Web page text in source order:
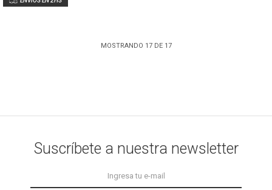
MOSTRANDO 17DE 17
Suscríbete a nuestra newsletter